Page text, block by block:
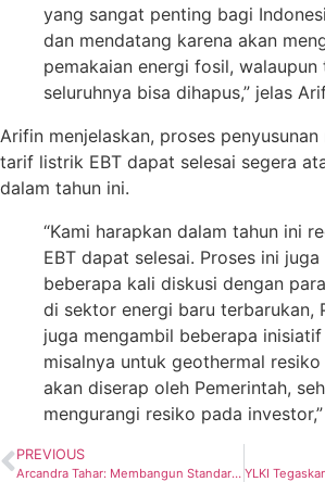
yang sangat penting bagi
dan mendatang karena akan
pemakaian energi fosil, walaupun
seluruhnya bisa dihapus,” jelas
Arifin menjelaskan, proses
tarif listrik EBT dapat selesai segera
dalam tahun ini.
“Kami harapkan dalam tahun ini
EBT dapat selesai. Proses ini
beberapa kali diskusi dengan
di sektor energi baru terbarukan,
juga mengambil beberapa
misalnya untuk geothermal
akan diserap oleh Pemerintah,
mengurangi resiko pada
PREVIOUS
Arcandra Tahar: Membangun Standar Baru